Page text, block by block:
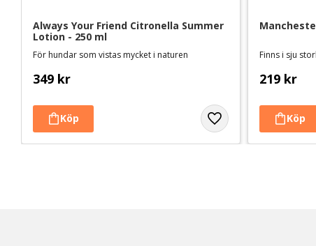
Always Your Friend Citronella Summer
Lotion - 250 ml
För hundar som vistas mycket i naturen
349 kr
Finns i sju
219 kr